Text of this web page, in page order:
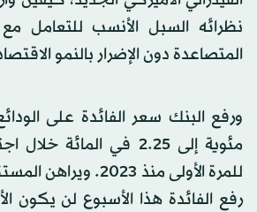
نظرائه السبل الأنسب للتعامل
المتصاعدة دون الإضرار بالنمو
ورفع البنك سعر الفائدة على
مئوية إلى 2.25 في المائة
للمرة الأولى منذ 2023.
رفع الفائدة هذا الأسبوع لن يكون